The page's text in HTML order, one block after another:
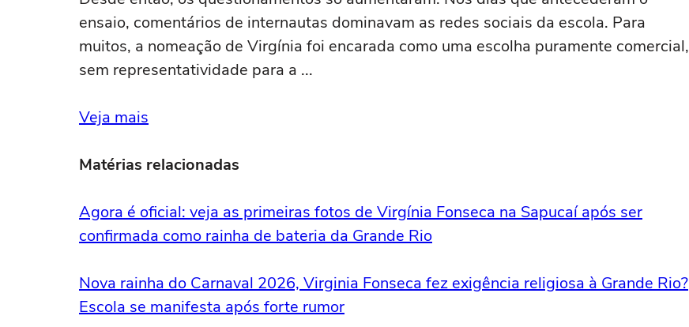
ensaio, comentários de internautas dominavam as redes sociais da escola. Para
muitos, a nomeação de Virgínia foi encarada como uma escolha puramente comercial,
sem representatividade para a ...
Veja mais
Matérias relacionadas
Agora é oficial: veja as primeiras fotos de Virgínia Fonseca na Sapucaí após ser
confirmada como rainha de bateria da Grande Rio
Nova rainha do Carnaval 2026, Virginia Fonseca fez exigência religiosa à Grande Rio?
Escola se manifesta após forte rumor